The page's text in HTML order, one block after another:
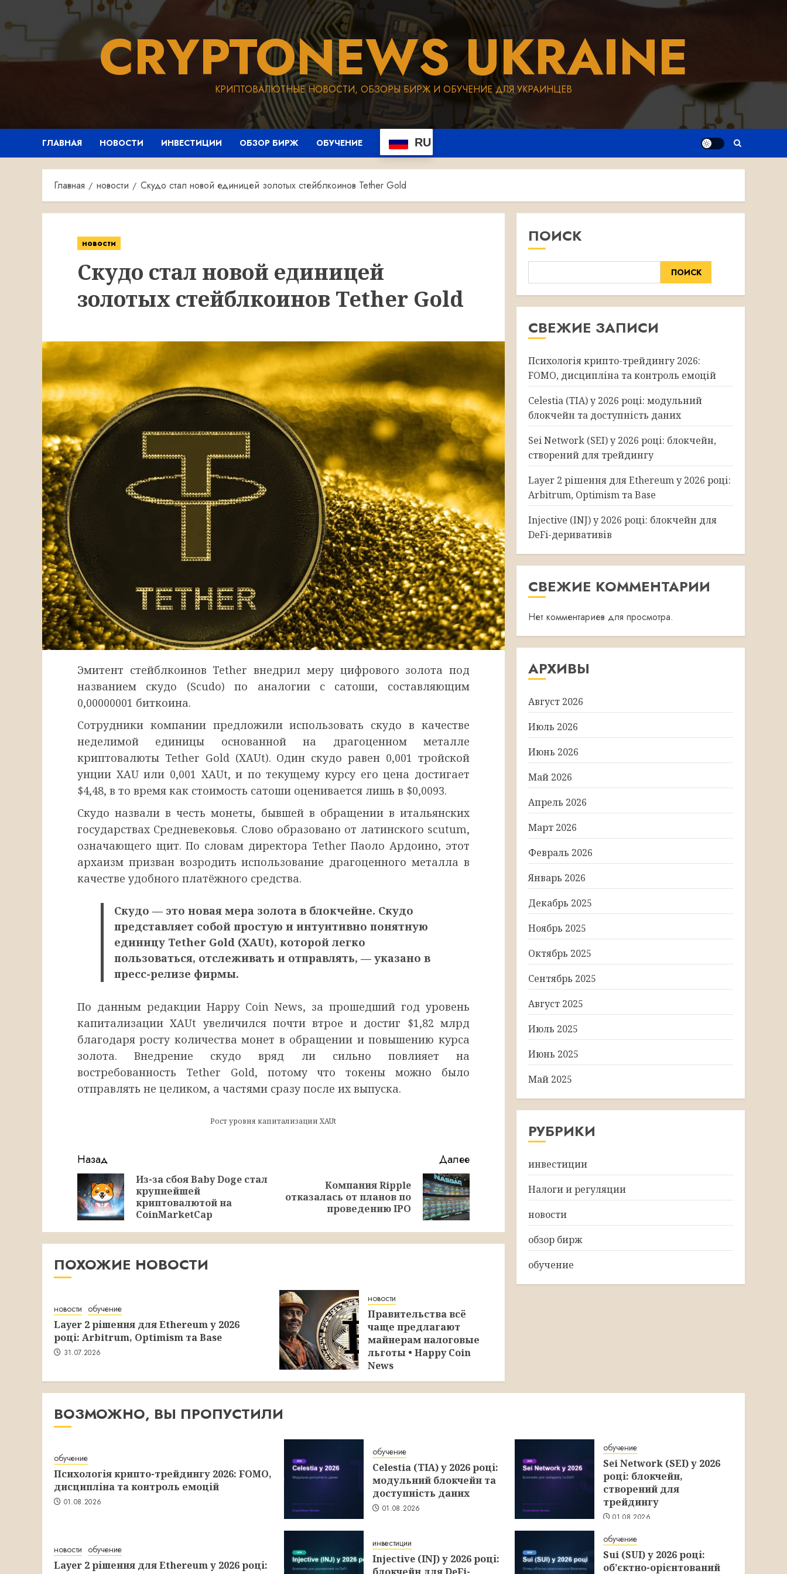
CRYPTONEWS UKRAINE
КРИПТОВАЛЮТНЫЕ НОВОСТИ, ОБЗОРЫ БИРЖ И ОБУЧЕНИЕ ДЛЯ УКРАИНЦЕВ
ГЛАВНАЯ НОВОСТИ ИНВЕСТИЦИИ ОБЗОР БИРЖ ОБУЧЕНИЕ RU
Главная новости Скудо стал новой единицей золотых стейблкоинов Tether Gold
новости
Скудо стал новой единицей
золотых стейблкоинов Tether Gold
Эмитент стейблкоинов Tether внедрил меру цифрового золота под
названием скудо (Scudo) по аналогии с сатоши, составляющим
0,00000001 биткоина.
Сотрудники компании предложили использовать скудо в качестве
неделимой единицы основанной на драгоценном металле
криптовалюты Tether Gold (XAUt). Один скудо равен 0,001 тройской
унции XAU или 0,001 XAUt, и по текущему курсу его цена достигает
$4,48, в то время как стоимость сатоши оценивается лишь в $0,0093.
Скудо назвали в честь монеты, бывшей в обращении в итальянских
государствах Средневековья. Слово образовано от латинского scutum,
означающего щит. По словам директора Tether Паоло Ардоино, этот
архаизм призван возродить использование драгоценного металла в
качестве удобного платёжного средства.
Скудо — это новая мера золота в блокчейне. Скудо
представляет собой простую и интуитивно понятную
единицу Tether Gold (XAUt), которой легко
пользоваться, отслеживать и отправлять, — указано в
пресс-релизе фирмы.
По данным редакции Happy Coin News, за прошедший год уровень
капитализации XAUt увеличился почти втрое и достиг $1,82 млрд
благодаря росту количества монет в обращении и повышению курса
золота. Внедрение скудо вряд ли сильно повлияет на
востребованность Tether Gold, потому что токены можно было
отправлять не целиком, а частями сразу после их выпуска.
Рост уровня капитализации XAUt
Продолжить
чтение
Назад
Предыдущая
Из-за сбоя Baby Doge стал
крупнейшей
криптовалютой на
CoinMarketCap
Далее
Следующая
Компания Ripple
отказалась от планов по
проведению IPO
ПОХОЖИЕ НОВОСТИ
новости обучение
Layer 2 рішення для Ethereum у 2026
році: Arbitrum, Optimism та Base
31.07.2026
новости
Правительства всё
чаще предлагают
майнерам налоговые
льготы • Happy Coin
News
30.07.2026
ПОИСК
ПОИСК
СВЕЖИЕ ЗАПИСИ
Психологія крипто-трейдингу 2026:
FOMO, дисципліна та контроль емоцій
Celestia (TIA) у 2026 році: модульний
блокчейн та доступність даних
Sei Network (SEI) у 2026 році: блокчейн,
створений для трейдингу
Layer 2 рішення для Ethereum у 2026 році:
Arbitrum, Optimism та Base
Injective (INJ) у 2026 році: блокчейн для
DeFi-деривативів
СВЕЖИЕ КОММЕНТАРИИ
Нет комментариев для просмотра.
АРХИВЫ
Август 2026
Июль 2026
Июнь 2026
Май 2026
Апрель 2026
Март 2026
Февраль 2026
Январь 2026
Декабрь 2025
Ноябрь 2025
Октябрь 2025
Сентябрь 2025
Август 2025
Июль 2025
Июнь 2025
Май 2025
РУБРИКИ
инвестиции
Налоги и регуляции
новости
обзор бирж
обучение
ВОЗМОЖНО, ВЫ ПРОПУСТИЛИ
обучение
Психологія крипто-трейдингу 2026: FOMO,
дисципліна та контроль емоцій
01.08.2026
обучение
Celestia (TIA) у 2026 році:
модульний блокчейн та
доступність даних
01.08.2026
обучение
Sei Network (SEI) у 2026
році: блокчейн,
створений для
трейдингу
01.08.2026
новости обучение
Layer 2 рішення для Ethereum у 2026 році:
инвестиции
Injective (INJ) у 2026 році:
обучение
Sui (SUI) у 2026 році:
об’єктно-орієнтований